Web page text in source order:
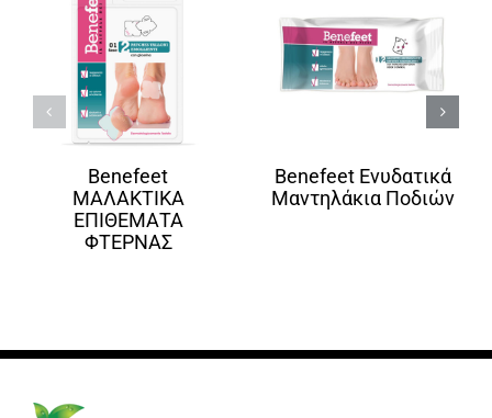
Benefeet
ΜΑΛΑΚΤΙΚΑ
ΕΠΙΘΕΜΑΤΑ
ΦΤΕΡΝΑΣ
Benefeet Ενυδατικά
Μαντηλάκια Ποδιών